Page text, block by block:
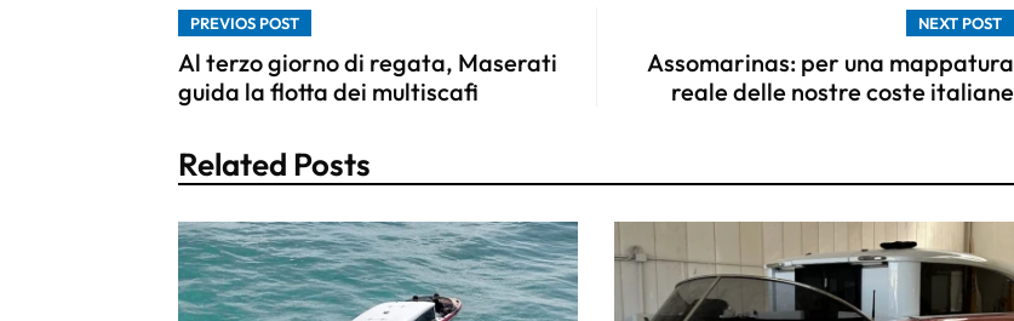
PREVIOS POST
Al terzo giorno di regata, Maserati
guida la flotta dei multiscafi
NEXT POST
Assomarinas: per una mappatura
reale delle nostre coste italiane
Related Posts